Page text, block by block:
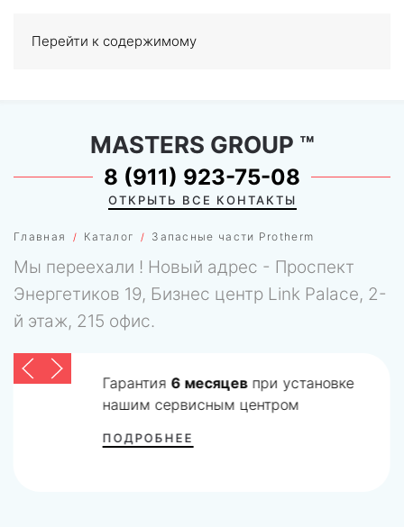
Перейти к содержимому
0
Главная Каталог Запасные части Protherm
MASTERS GROUP ™
8 (911) 923-75-08
ОТКРЫТЬ ВСЕ КОНТАКТЫ
Мы переехали ! Новый адрес - Проспект
Энергетиков 19, Бизнес центр Link Palace, 2-
й этаж, 215 офис.
Гарантия 6 месяцевпри установке
нашим сервисным центром
ПОДРОБНЕЕ